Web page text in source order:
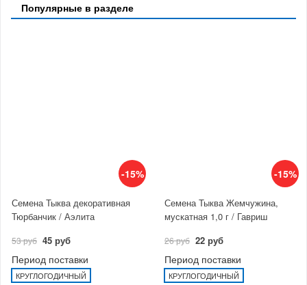
Популярные в разделе
-15%
Семена Тыква декоративная
Тюрбанчик / Аэлита
53 руб 45 руб
Период поставки
КРУГЛОГОДИЧНЫЙ
-15%
Семена Тыква Жемчужина,
мускатная 1,0 г / Гавриш
26 руб 22 руб
Период поставки
КРУГЛОГОДИЧНЫЙ